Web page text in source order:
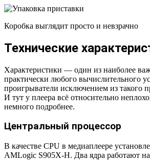
Коробка выглядит просто и невзрачно
Технические
Характеристики — один из наиболее
практически любого вычислительного
проигрыватели исключением из такого
И тут у плеера всё относительно
немного подробнее.
Центральный процессор
В качестве CPU в медиаплеере
AMLogic S905X-H. Два ядра работают на